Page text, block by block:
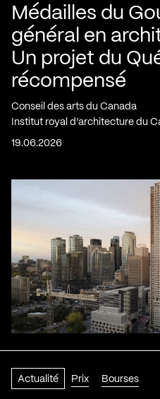
Médailles du
général en
Un projet du
récompensé
Conseil des arts du Canada
Institut royal d’architecture du
19.06.2026
Actualité Prix Bourses